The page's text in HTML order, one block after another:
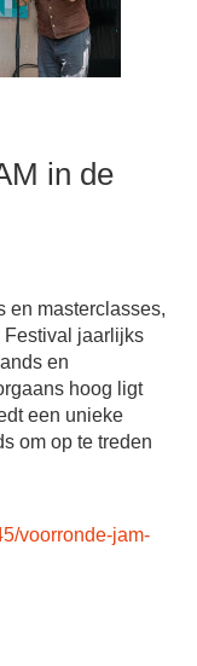
in de
en masterclasses,
Festival jaarlijks
en
hoog ligt
een unieke
om op te treden
voorronde-jam-